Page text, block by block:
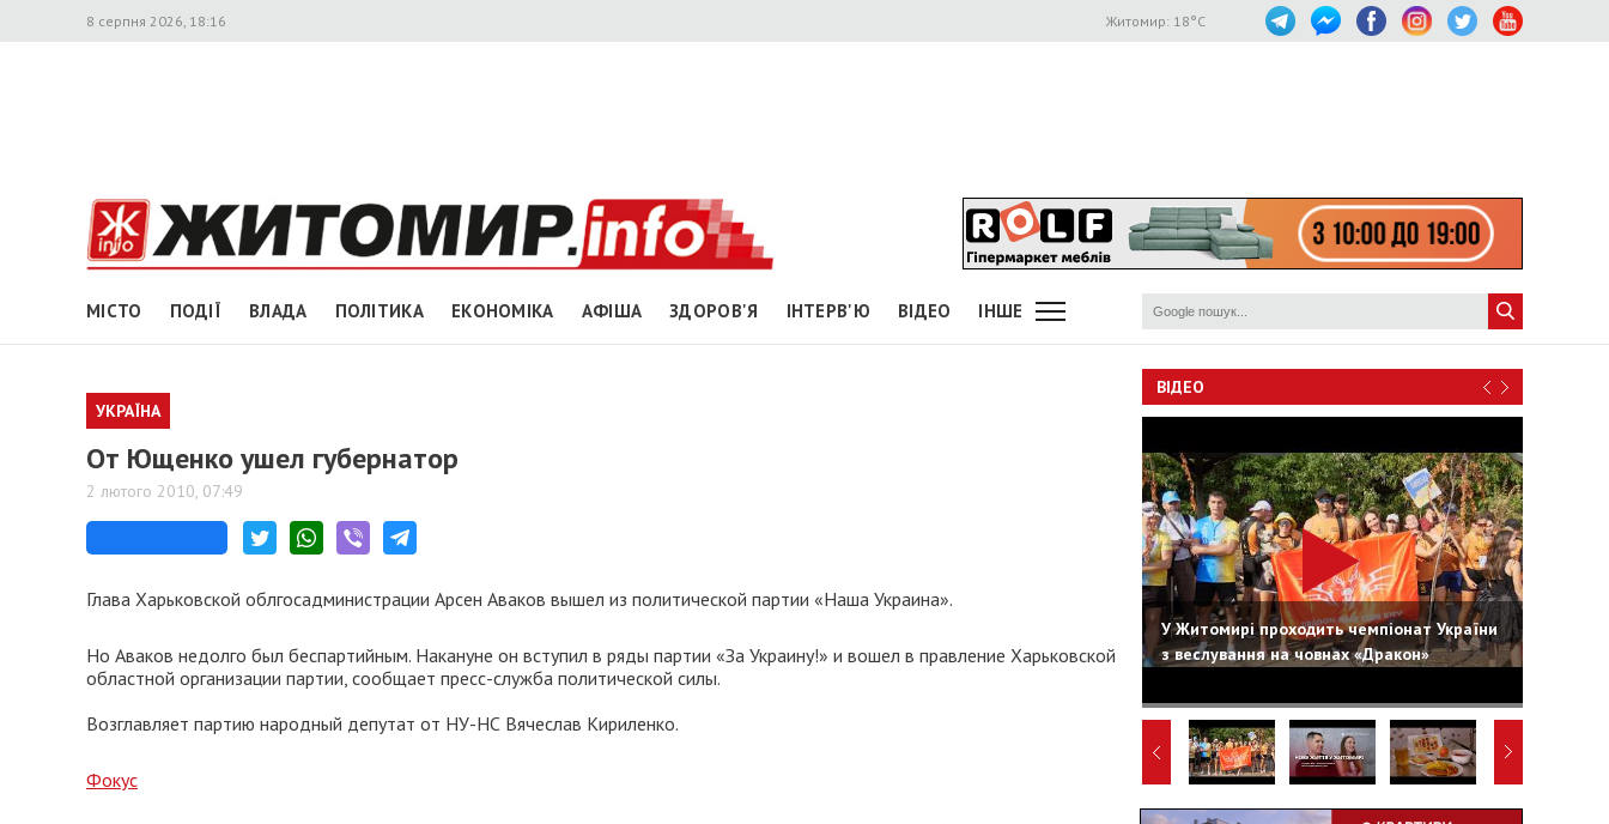
8 серпня 2026, 18:16 Житомир: 18°C
МІСТО ПОДІЇ ВЛАДА ПОЛІТИКА ЕКОНОМІКА АФІША ЗДОРОВ'Я ІНТЕРВ'Ю ВІДЕО ІНШЕ
УКРАЇНА
От Ющенко ушел губернатор
2 лютого 2010, 07:49
Глава Харьковской облгосадминистрации Арсен Аваков вышел из политической партии «Наша Украина».
Но Аваков недолго был беспартийным. Накануне он вступил в ряды партии «За Украину!» и вошел в правление Харьковской
областной организации партии, сообщает пресс-служба политической силы.
Возглавляет партию народный депутат от НУ-НС Вячеслав Кириленко.
Фокус
ВІДЕО
У Житомирі проходить чемпіонат України
з веслування на човнах «Дракон»